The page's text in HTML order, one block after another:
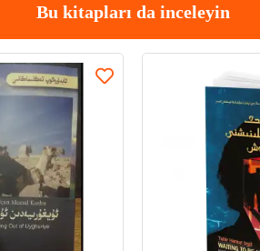
Bu kitapları da inceleyin